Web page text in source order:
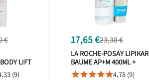
€
LIFT
(9)
17,65 €23,38 €
LA ROCHE-POSAY LIPIKAR
BAUME AP+M 400ML +
ACEITE LAVANTE 100ML
4,78 (9)